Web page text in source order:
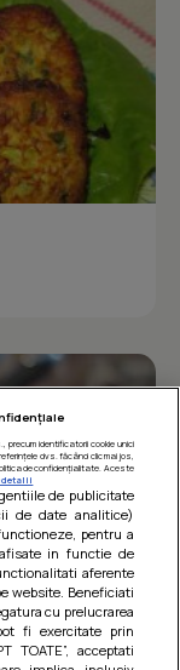
identificatorii cookie unici
dvs. făcând clic mai jos,
de confidențialitate. Aceste
detalii
de publicitate
de date analitice)
pentru a
in functie de
aferente
website. Beneficiati
cu prelucrarea
fi exercitate prin
TOATE”, acceptati